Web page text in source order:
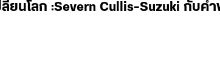
ลี่ยนโลก :Severn Cullis-Suzuki กับค